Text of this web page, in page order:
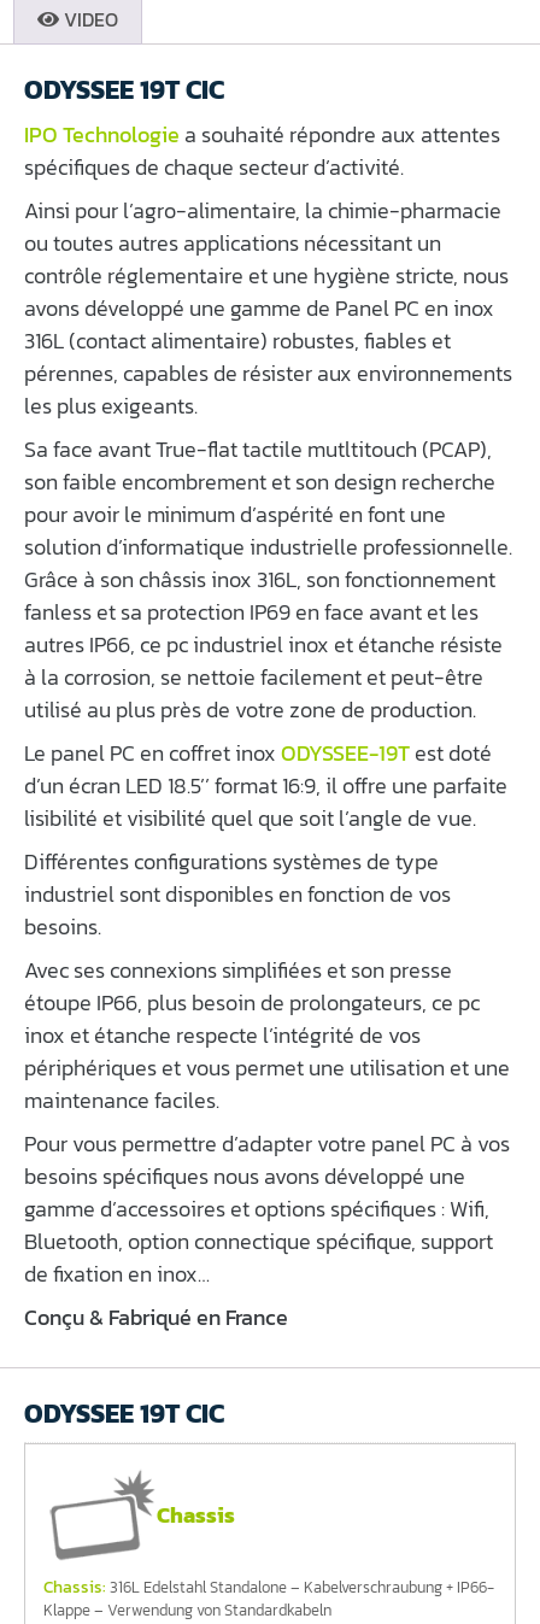
VIDEO
ODYSSEE 19T CIC
IPO Technologie a souhaité répondre aux attentes
spécifiques de chaque secteur d’activité.
Ainsi pour l’agro-alimentaire, la chimie-pharmacie
ou toutes autres applications nécessitant un
contrôle réglementaire et une hygiène stricte, nous
avons développé une gamme de Panel PC en inox
316L (contact alimentaire) robustes, fiables et
pérennes, capables de résister aux environnements
les plus exigeants.
Sa face avant True-flat tactile mutltitouch (PCAP),
son faible encombrement et son design recherche
pour avoir le minimum d’aspérité en font une
solution d’informatique industrielle professionnelle.
Grâce à son châssis inox 316L, son fonctionnement
fanless et sa protection IP69 en face avant et les
autres IP66, ce pc industriel inox et étanche résiste
à la corrosion, se nettoie facilement et peut-être
utilisé au plus près de votre zone de production.
Le panel PC en coffret inoxODYSSEE-19Test doté
d’un écran LED 18.5’’ format 16:9, il offre une parfaite
lisibilité et visibilité quel que soit l’angle de vue.
Différentes configurations systèmes de type
industriel sont disponibles en fonction de vos
besoins.
Avec ses connexions simplifiées et son presse
étoupe IP66, plus besoin de prolongateurs, ce pc
inox et étanche respecte l’intégrité de vos
périphériques et vous permet une utilisation et une
maintenance faciles.
Pour vous permettre d’adapter votre panel PC à vos
besoins spécifiques nous avons développé une
gamme d’accessoires et options spécifiques : Wifi,
Bluetooth, option connectique spécifique, support
de fixation en inox…
Conçu & Fabriqué en France
ODYSSEE 19T CIC
Chassis
Chassis: 316L Edelstahl Standalone – Kabelverschraubung + IP66-
Klappe – Verwendung von Standardkabeln